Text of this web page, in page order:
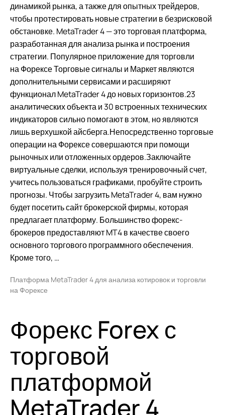
динамикой рынка, а также для опытных трейдеров,
чтобы протестировать новые стратегии в безрисковой
обстановке. MetaTrader 4 — это торговая платформа,
разработанная для анализа рынка и построения
стратегии. Популярное приложение для торговли
на Форексе Торговые сигналы и Маркет являются
дополнительными сервисами и расширяют
функционал MetaTrader 4 до новых горизонтов.23
аналитических объекта и 30 встроенных технических
индикаторов сильно помогают в этом, но являются
лишь верхушкой айсберга.Непосредственно торговые
операции на Форексе совершаются при помощи
рыночных или отложенных ордеров.Заключайте
виртуальные сделки, используя тренировочный счет,
учитесь пользоваться графиками, пробуйте строить
прогнозы. Чтобы загрузить MetaTrader 4, вам нужно
будет посетить сайт брокерской фирмы, которая
предлагает платформу. Большинство форекс-
брокеров предоставляют MT4 в качестве своего
основного торгового программного обеспечения.
Кроме того, …
Платформа MetaTrader 4 для анализа котировок и торговли
на Форексе
Форекс Forex с
торговой
платформой
MetaTrader 4